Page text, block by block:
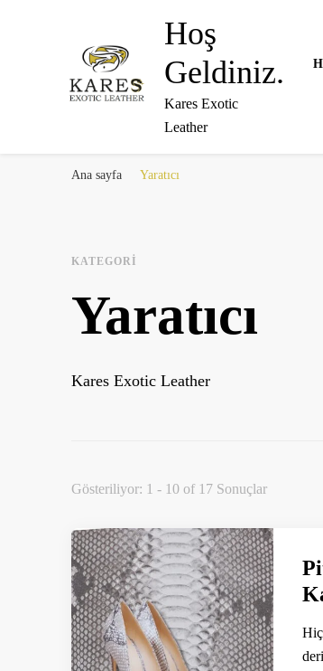
Hoş
Geldiniz.
Kares Exotic
Leather
Ana sayfa Yaratıcı
KATEGORI
Yaratıcı
Kares Exotic Leather
Gösteriliyor: 1 - 10 of 17 Sonuçlar